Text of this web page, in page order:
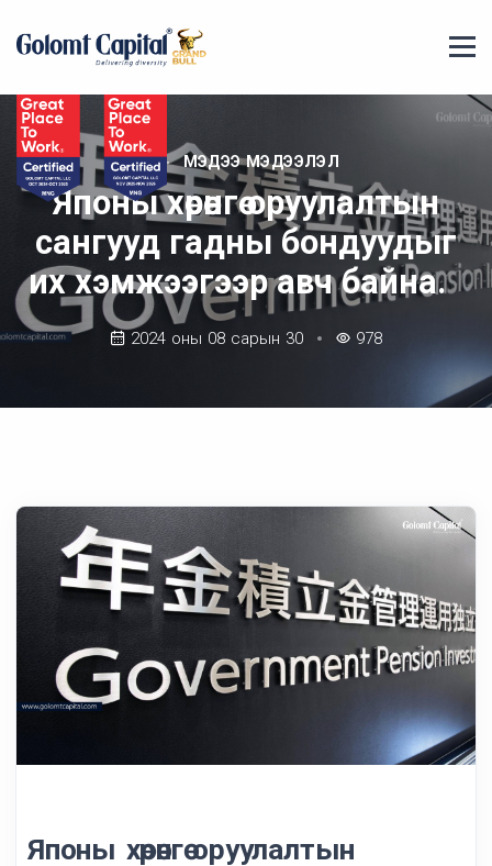
МЭДЭЭ МЭДЭЭЛЭЛ
Японы хөрөнгө оруулалтын
сангууд гадны бондуудыг
их хэмжээгээр авч байна.
2024 оны 08 сарын 30 978
Японы хөрөнгө оруулалтын